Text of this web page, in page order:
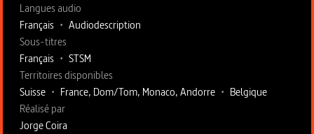
Langues audio
Français • Audiodescription
Sous-titres
Français • STSM
Territoires disponibles
Suisse • France, Dom/Tom, Monaco, Andorre • Belgique
Fiche technique section droite
Réalisé par
Jorge Coira